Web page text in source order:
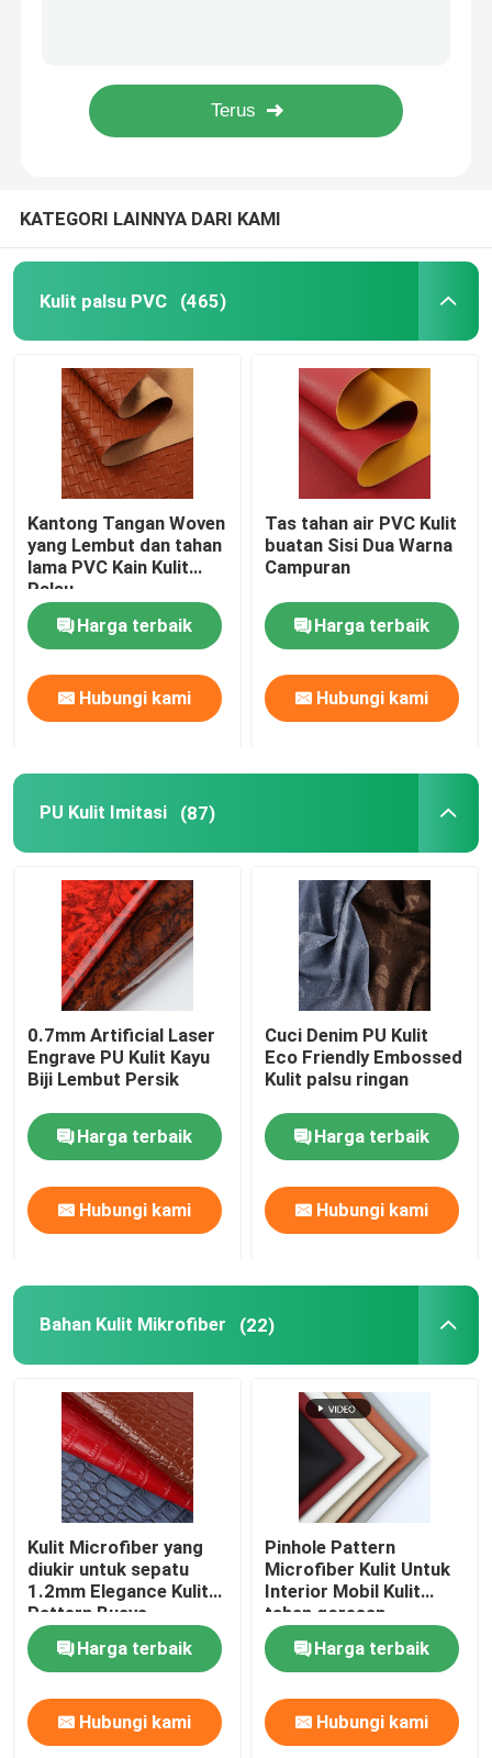
Kain kulit silikon
KATEGORI LAINNYA DARI KAMI
Kulit palsu PVC (465)
Kantong Tangan Woven
yang Lembut dan tahan
lama PVC Kain Kulit
Palsu
Harga terbaik
Hubungi kami
Tas tahan air PVC Kulit
buatan Sisi Dua Warna
Campuran
Harga terbaik
Hubungi kami
PU Kulit Imitasi (87)
0.7mm Artificial Laser
Engrave PU Kulit Kayu
Biji Lembut Persik
Harga terbaik
Hubungi kami
Cuci Denim PU Kulit
Eco Friendly Embossed
Kulit palsu ringan
Harga terbaik
Hubungi kami
Bahan Kulit Mikrofiber (22)
Kulit Microfiber yang
diukir untuk sepatu
1.2mm Elegance Kulit
Pattern Buaya
Harga terbaik
Hubungi kami
Pinhole Pattern
Microfiber Kulit Untuk
Interior Mobil Kulit
tahan goresan
Harga terbaik
Hubungi kami